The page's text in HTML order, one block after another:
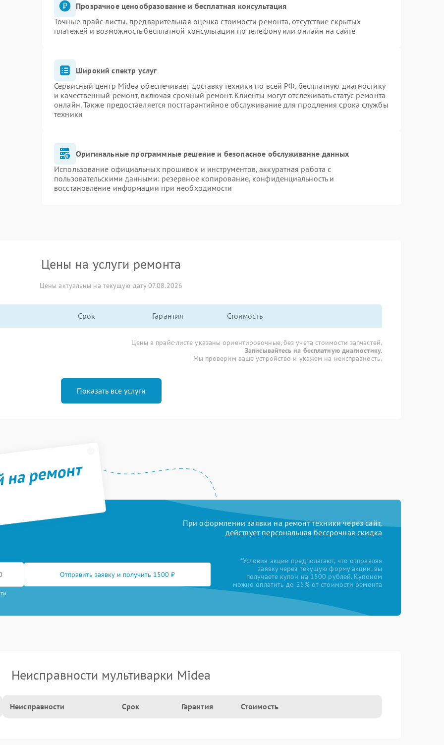
Прозрачное ценообразование и бесплатная консультация
Точные прайс-листы, предварительная оценка стоимости ремонта, отсутствие скрытых
платежей и возможность бесплатной консультации по телефону или онлайн на сайте
Широкий спектр услуг
Сервисный центр Midea обеспечивает доставку техники по всей РФ, бесплатную диагностику
и качественный ремонт, включая срочный ремонт. Клиенты могут отслеживать статус ремонта
онлайн. Также предоставляется постгарантийное обслуживание для продления срока службы
техники
Оригинальные программные решение и безопасное обслуживание данных
Использование официальных прошивок и инструментов, аккуратная работа с
пользовательскими данными: резервное копирование, конфиденциальность и
восстановление информации при необходимости
Цены на услуги ремонта
Цены актуальны на текущую дату 07.08.2026
Срок Гарантия Стоимость
Цены в прайс-листе указаны ориентировочные, без учета стоимости запчастей.
Записывайтесь на бесплатную диагностику.
Мы проверим ваше устройство и укажем на неисправность.
Показать все услуги
ремонт
При оформлении заявки на ремонт техники через сайт,
действует персональная бессрочная скидка
Отправить заявку и получить 1500 ₽
*Условия акции предполагают, что отправляя
заявку через текущую форму акции, вы
получаете купон на 1500 рублей. Купоном
можно оплатить до 25% от стоимости ремонта
Неисправности мультиварки Midea
Неисправности Срок Гарантия Стоимость